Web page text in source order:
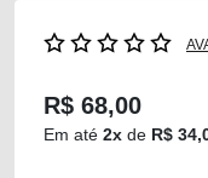
R$ 68,00
Em até 2x de R$